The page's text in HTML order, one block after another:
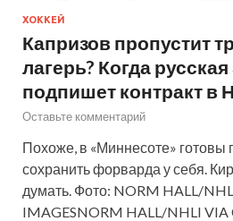
ХОККЕЙ
Капризов пропустит
лагерь? Когда русская
подпишет контракт в
Оставьте комментарий
Похоже, в «Миннесоте» готовы
сохранить форварда у себя.
думать. Фото: NORM HALL/
IMAGESNORM HALL/NHLI VIA